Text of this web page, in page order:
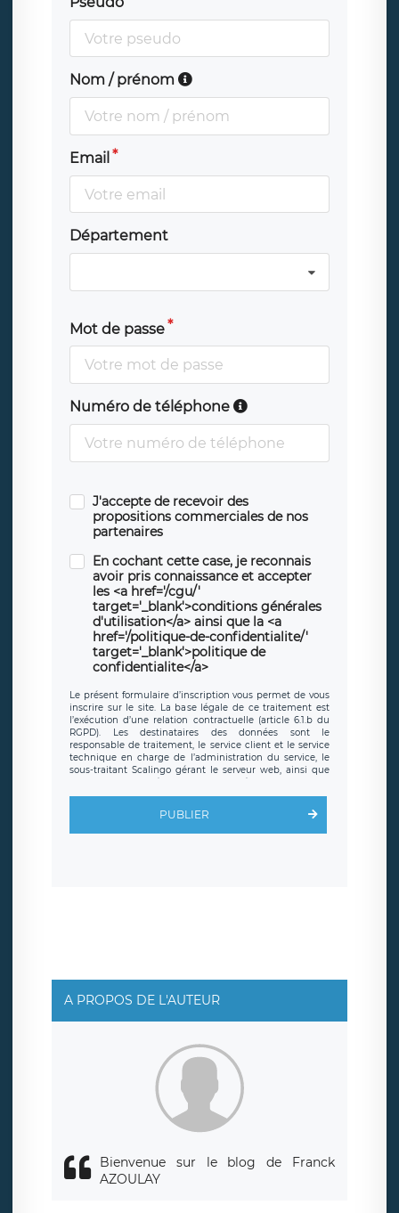
Nom / prénom
Email
Département
Mot de passe
Numéro de téléphone
J'accepte de recevoir des
propositions commerciales de nos
partenaires
En cochant cette case, je reconnais
avoir pris connaissance et accepter
les <a href='/cgu/'
target='_blank'>conditions générales
d'utilisation</a> ainsi que la <a
href='/politique-de-confidentialite/'
target='_blank'>politique de
confidentialite</a>
Le présent formulaire d’inscription vous permet de vous
inscrire sur le site. La base légale de ce traitement est
l’exécution d’une relation contractuelle (article 6.1.b du
RGPD). Les destinataires des données sont le
responsable de traitement, le service client et le service
technique en charge de l’administration du service, le
sous-traitant Scalingo gérant le serveur web, ainsi que
toute personne légalement autorisée. Le formulaire
d’inscription est hébergé sur un serveur hébergé par
clauses de
protection conformes au RGPD
. Les données collectées
sont conservées jusqu’à ce que l’Internaute en sollicite la
rue Léopold Sédar Senghor, joignable à l’adresse mail :
responsabledetraitement@legavox.fr. Vous avez
également le droit d’introduire une réclamation auprès
d’une autorité de contrôle.
PUBLIER
A PROPOS DE L'AUTEUR
Bienvenue sur le blog de Franck
AZOULAY